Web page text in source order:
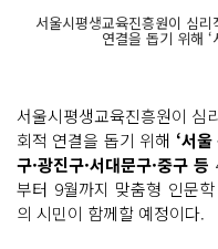
서울시평생교육진흥원이 심
연결을 돕기 위해
서울시평생교육진흥원이 심
회적 연결을 돕기 위해 ‘서
구·광진구·서대문구·중구 등
부터 9월까지 맞춤형 인문
의 시민이 함께할 예정이다.